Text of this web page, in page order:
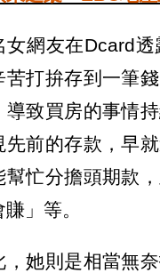
女網友在Dcard
苦打拚存到一筆
導致買房的事情
先前的存款，早
幫忙分擔頭期款
」等。
，她則是相當無